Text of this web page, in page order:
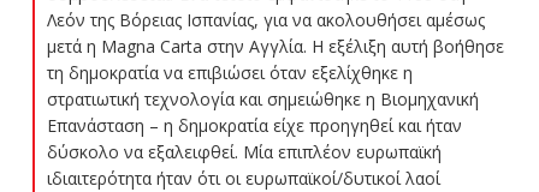
Λεόν της Βόρειας Ισπανίας, για να ακολουθήσει αμέσως
μετά η Magna Carta στην Αγγλία. Η εξέλιξη αυτή βοήθησε
τη δημοκρατία να επιβιώσει όταν εξελίχθηκε η
στρατιωτική τεχνολογία και σημειώθηκε η Βιομηχανική
Επανάσταση – η δημοκρατία είχε προηγηθεί και ήταν
δύσκολο να εξαλειφθεί. Μία επιπλέον ευρωπαϊκή
ιδιαιτερότητα ήταν ότι οι ευρωπαϊκοί/δυτικοί λαοί